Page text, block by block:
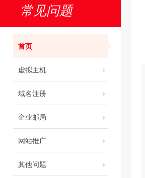
常见问题
首页
虚拟主机
域名注册
企业邮局
网站推广
其他问题